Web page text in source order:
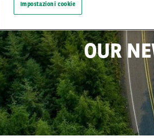
OUR
Impostazioni cookie